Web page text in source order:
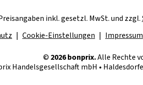
inkl. gesetzl. MwSt. und zzgl.
Cookie-Einstellungen Impressum
© 2026 bonprix.Alle Rechte
Handelsgesellschaft mbH •